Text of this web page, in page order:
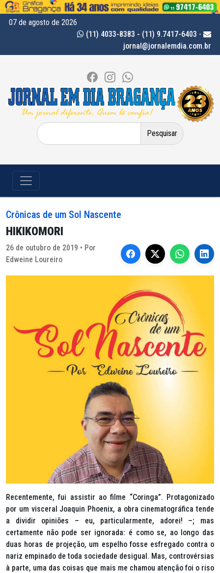
07 de agosto de 2026
(11) 4033-8383 - (11) 9.7417-6403 -
jornal@jornalemdia.com.br
Pesquisar
por:
Crônicas de um Sol Nascente
HIKIKOMORI
26 de outubro de 2019 • Por
Edweine Loureiro
Recentemente, fui assistir ao filme “Coringa”. Protagonizado
por um visceral Joaquin Phoenix, a obra cinematográfica tende
a dividir opiniões – eu, particularmente, adorei! –; mas
certamente não pode ser ignorada: é como se, ao longo das
duas horas de projeção, um espelho fosse esfregado contra o
nariz empinado de toda sociedade desigual. Mas, controvérsias
à parte, uma das coisas que mais me chamou atenção foi o riso